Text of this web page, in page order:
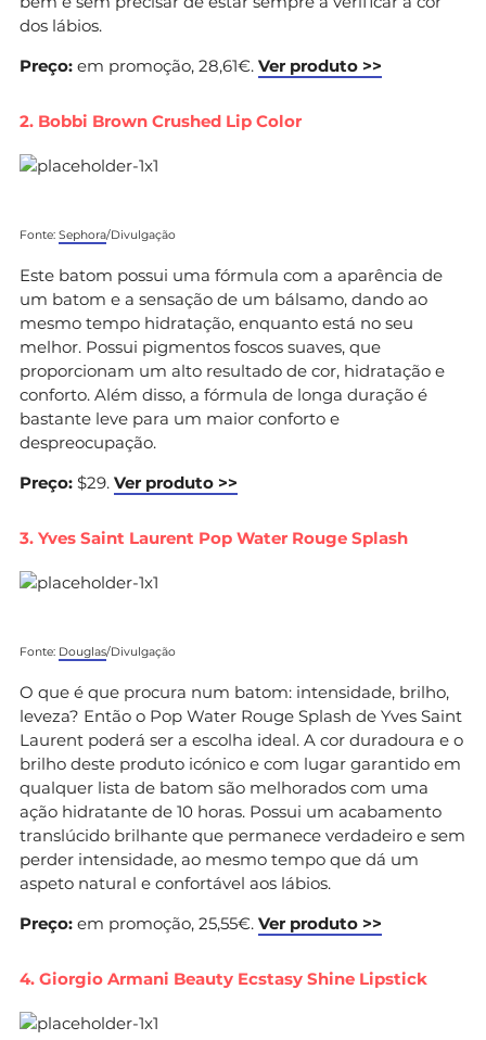
dos lábios.
Preço: em promoção, 28,61€. Ver produto >>
2. Bobbi Brown Crushed Lip Color
Fonte: Sephora/Divulgação
Este batom possui uma fórmula com a aparência de
um batom e a sensação de um bálsamo, dando ao
mesmo tempo hidratação, enquanto está no seu
melhor. Possui pigmentos foscos suaves, que
proporcionam um alto resultado de cor, hidratação e
conforto. Além disso, a fórmula de longa duração é
bastante leve para um maior conforto e
despreocupação.
Preço: $29. Ver produto >>
3. Yves Saint Laurent Pop Water Rouge Splash
Fonte: Douglas/Divulgação
O que é que procura num batom: intensidade, brilho,
leveza? Então o Pop Water Rouge Splash de Yves Saint
Laurent poderá ser a escolha ideal. A cor duradoura e o
brilho deste produto icónico e com lugar garantido em
qualquer lista de batom são melhorados com uma
ação hidratante de 10 horas. Possui um acabamento
translúcido brilhante que permanece verdadeiro e sem
perder intensidade, ao mesmo tempo que dá um
aspeto natural e confortável aos lábios.
Preço: em promoção, 25,55€. Ver produto >>
4. Giorgio Armani Beauty Ecstasy Shine Lipstick